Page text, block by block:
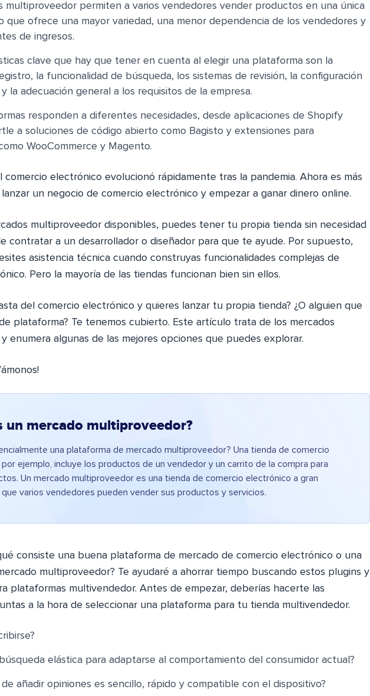
multiproveedor permiten a varios vendedores vender productos en una única
que ofrece una mayor variedad, una menor dependencia de los vendedores y
de ingresos.
clave que hay que tener en cuenta al elegir una plataforma son la
la funcionalidad de búsqueda, los sistemas de revisión, la configuración
la adecuación general a los requisitos de la empresa.
responden a diferentes necesidades, desde aplicaciones de Shopify
a soluciones de código abierto como Bagisto y extensiones para
WooCommerce y Magento.
comercio electrónico evolucionó rápidamente tras la pandemia. Ahora es más
un negocio de comercio electrónico y empezar a ganar dinero online.
multiproveedor disponibles, puedes tener tu propia tienda sin necesidad
contratar a un desarrollador o diseñador para que te ayude. Por supuesto,
asistencia técnica cuando construyas funcionalidades complejas de
Pero la mayoría de las tiendas funcionan bien sin ellos.
del comercio electrónico y quieres lanzar tu propia tienda? ¿O alguien que
plataforma? Te tenemos cubierto. Este artículo trata de los mercados
enumera algunas de las mejores opciones que puedes explorar.
un mercado multiproveedor?
una plataforma de mercado multiproveedor? Una tienda de comercio
ejemplo, incluye los productos de un vendedor y un carrito de la compra para
Un mercado multiproveedor es una tienda de comercio electrónico a gran
que varios vendedores pueden vender sus productos y servicios.
consiste una buena plataforma de mercado de comercio electrónico o una
multiproveedor? Te ayudaré a ahorrar tiempo buscando estos plugins y
plataformas multivendedor. Antes de empezar, deberías hacerte las
a la hora de seleccionar una plataforma para tu tienda multivendedor.
elástica para adaptarse al comportamiento del consumidor actual?
añadir opiniones es sencillo, rápido y compatible con el dispositivo?